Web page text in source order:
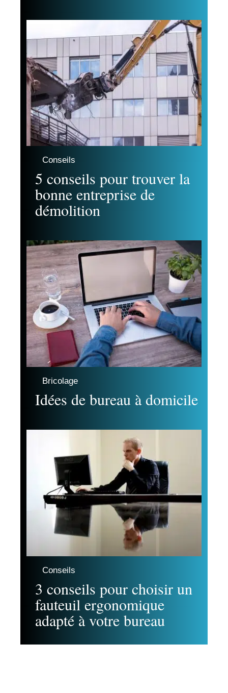
Conseils
5 conseils pour trouver la
bonne entreprise de
démolition
Bricolage
Idées de bureau à domicile
Conseils
3 conseils pour choisir un
fauteuil ergonomique
adapté à votre bureau